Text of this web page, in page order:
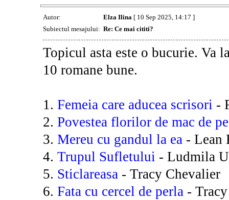
Autor: Elza Ilina[ 10 Sep 2025, 14:17 ]
Subiectul mesajului: Re: Ce mai cititi?
Topicul asta este o bucurie. Va
10 romane bune.
1. Femeia care aducea scrisori -
2. Povestea florilor de mac de
3. Mereu cu gandul la ea- Lean
4. Trupul Sufletului - Ludmila
5. Sticlareasa- Tracy Chevalier
6. Fata cu cercel de perla- Tracy